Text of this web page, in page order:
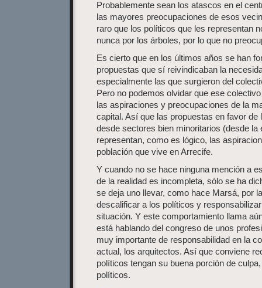
Probablemente sean los atascos en el
las mayores preocupaciones de esos
raro que los políticos que les representan
nunca por los árboles, por lo que no
Es cierto que en los últimos años se han
propuestas que sí reivindicaban la
especialmente las que surgieron del
Pero no podemos olvidar que ese
las aspiraciones y preocupaciones de la
capital. Así que las propuestas en favor de
desde sectores bien minoritarios (desde la
representan, como es lógico, las
población que vive en Arrecife.
Y cuando no se hace ninguna mención a
de la realidad es incompleta, sólo se ha
se deja uno llevar, como hace Marsá, por
descalificar a los políticos y
situación. Y este comportamiento llama
está hablando del congreso de unos
muy importante de responsabilidad en la
actual, los arquitectos. Así que conviene
políticos tengan su buena porción de
políticos.